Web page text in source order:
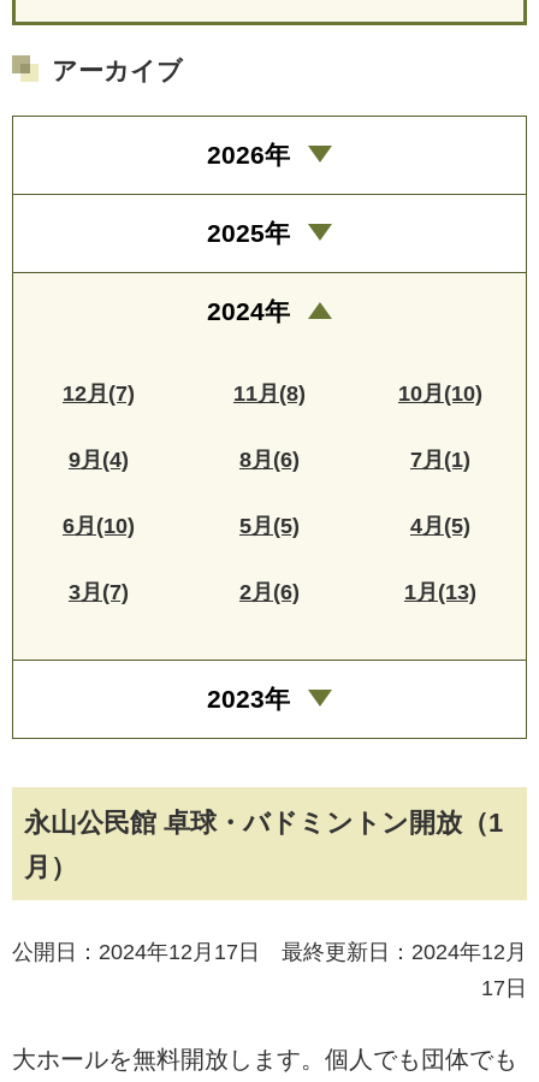
永山公民館 卓球・バドミントン開放（1
月）
公開日：2024年12月17日 最終更新日：2024年12月
17日
大ホールを無料開放します。個人でも団体でも
アーカイブ
2026年
2025年
2024年
12月(7) 11月(8) 10月(10)
9月(4) 8月(6) 7月(1)
6月(10) 5月(5) 4月(5)
3月(7) 2月(6) 1月(13)
2023年